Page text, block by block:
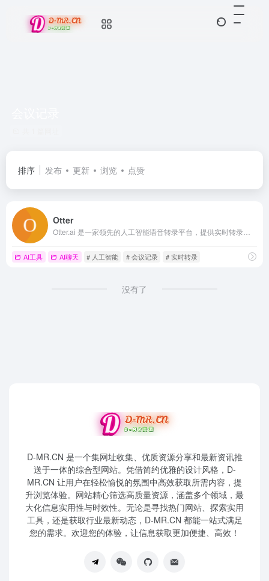
排序 发布 更新 浏览 点赞
Otter
AI工具 AI聊天 # 人工智能 # 会议记录 # 实时转录
没有了
D-MR.CN 是一个集网址收集、优质资源分享和最新资讯推
送于一体的综合型网站。凭借简约优雅的设计风格，D-
MR.CN 让用户在轻松愉悦的氛围中高效获取所需内容，提
升浏览体验。网站精心筛选高质量资源，涵盖多个领域，最
大化信息实用性与时效性。无论是寻找热门网站、探索实用
工具，还是获取行业最新动态，D-MR.CN 都能一站式满足
您的需求。欢迎您的体验，让信息获取更加便捷、高效！